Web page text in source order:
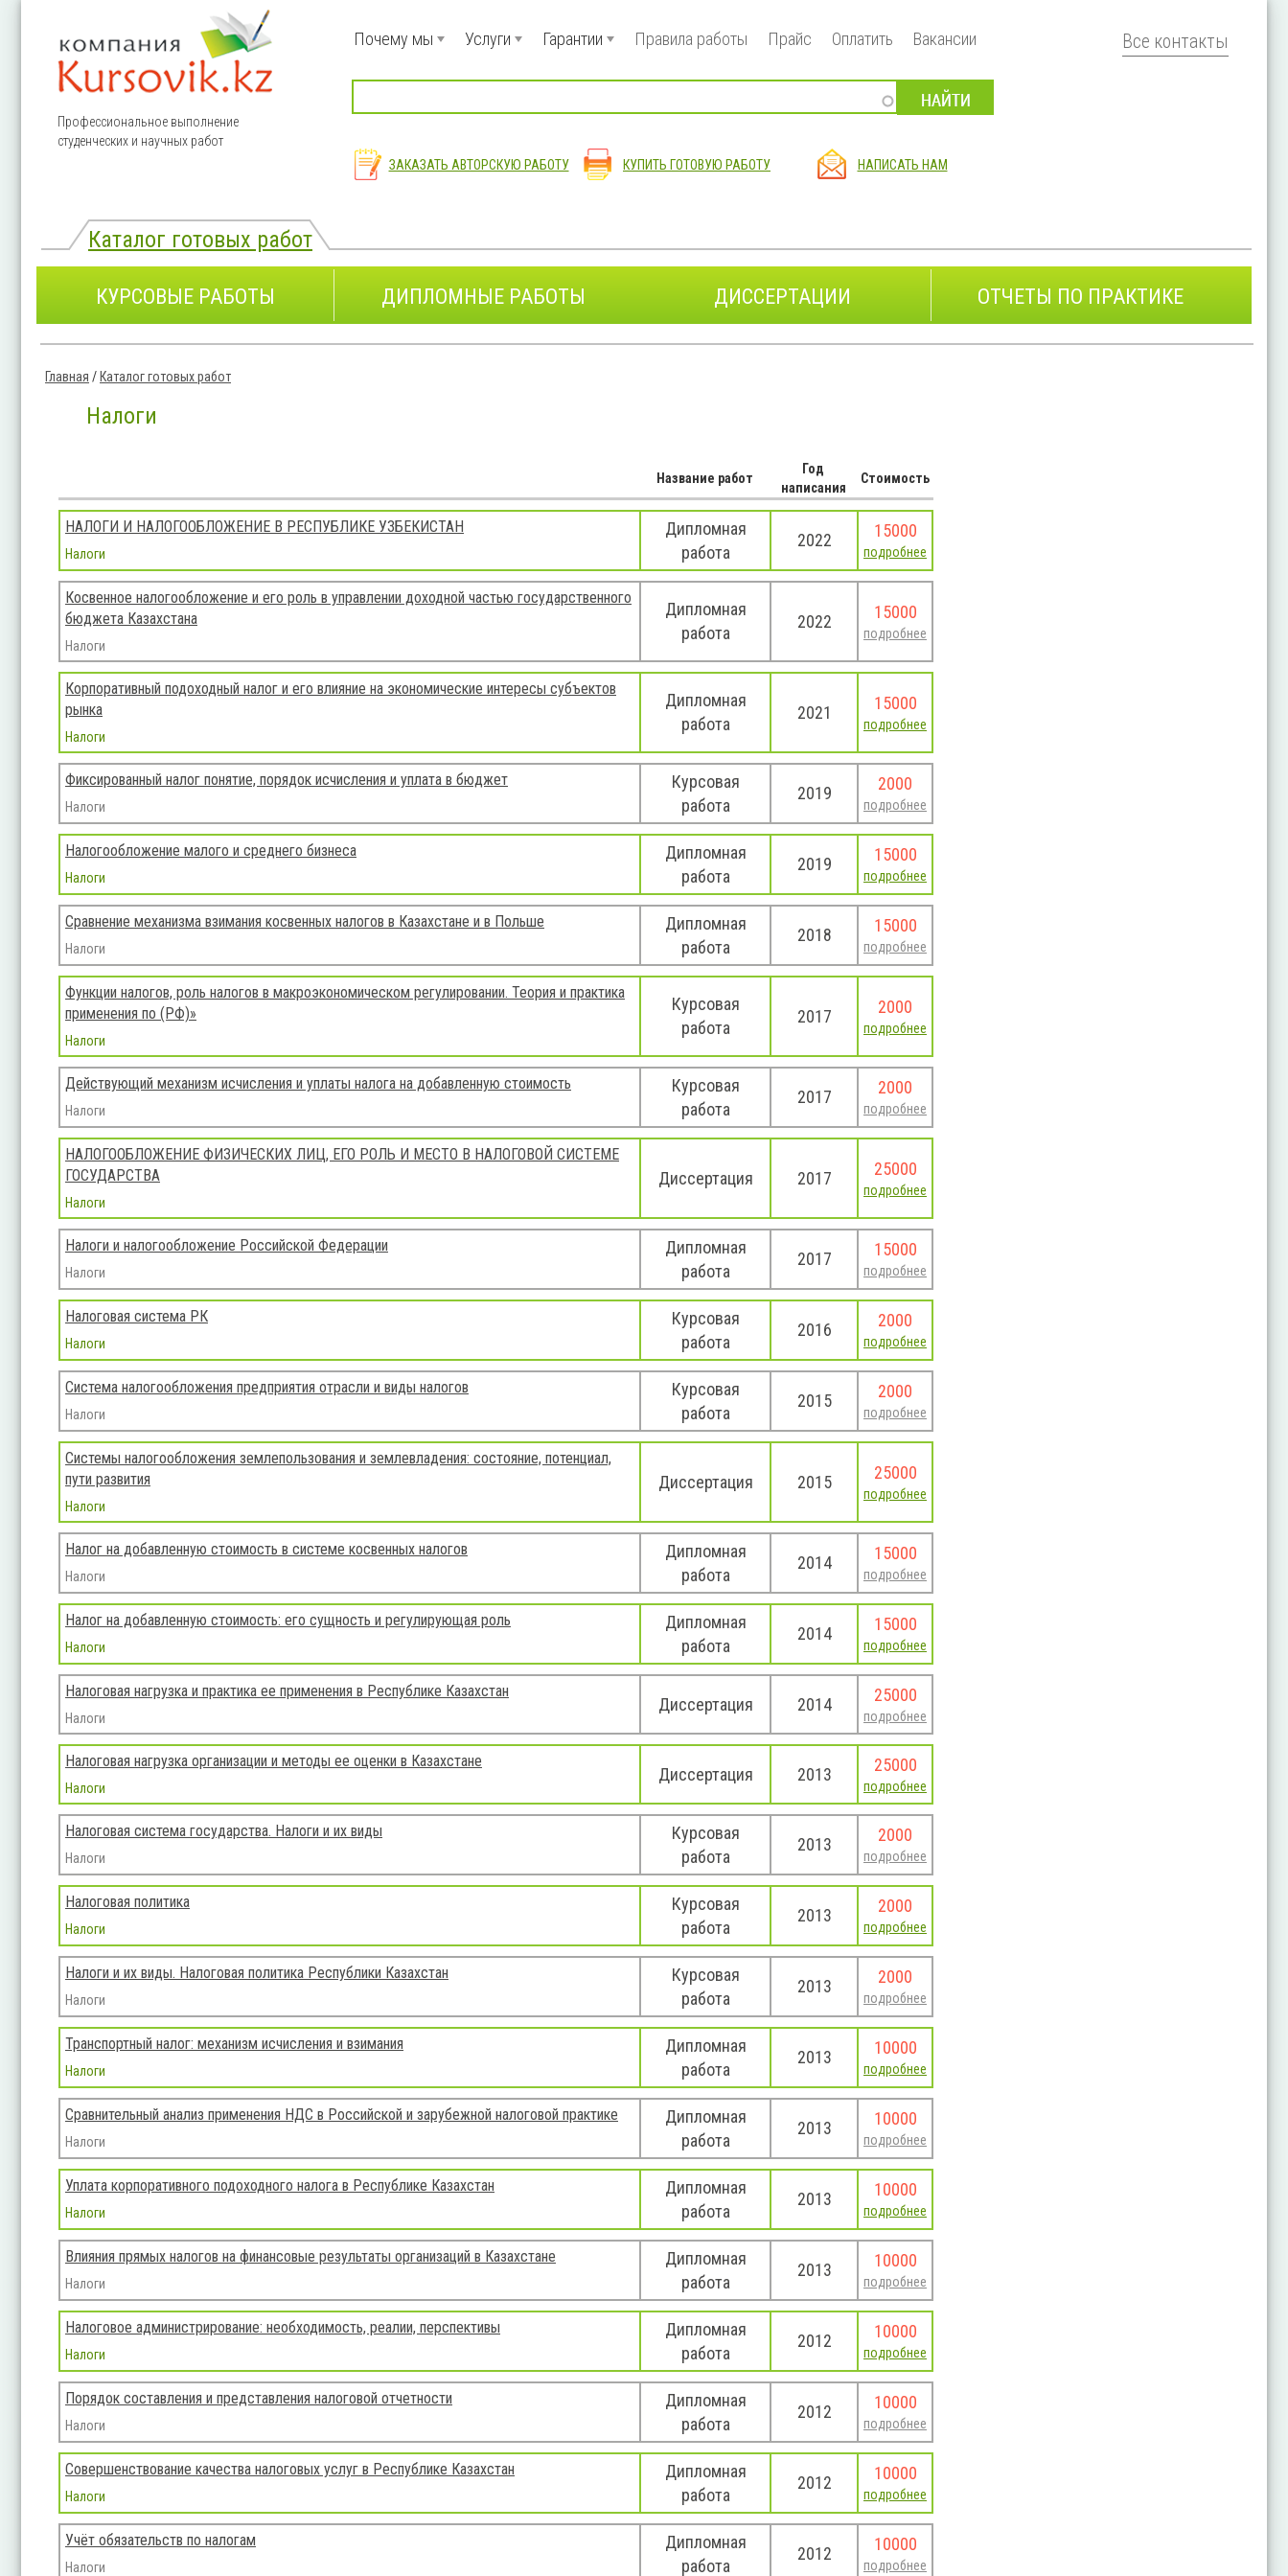
Профессиональное выполнение
студенческих и научных работ
Почему мы Услуги Гарантии Правила работы Прайс Оплатить Вакансии
ЗАКАЗАТЬ АВТОРСКУЮ РАБОТУ КУПИТЬ ГОТОВУЮ РАБОТУ НАПИСАТЬ НАМ
Все контакты
Каталог готовых работ
КУРСОВЫЕ РАБОТЫ ДИПЛОМНЫЕ РАБОТЫ ДИССЕРТАЦИИ ОТЧЕТЫ ПО ПРАКТИКЕ
Главная / Каталог готовых работ
Налоги
Название работ
Год
написания
Стоимость
НАЛОГИ И НАЛОГООБЛОЖЕНИЕ В РЕСПУБЛИКЕ УЗБЕКИСТАН
Налоги
Дипломная
работа
2022 15000
подробнее
Косвенное налогообложение и его роль в управлении доходной частью государственного
бюджета Казахстана
Налоги
Дипломная
работа
2022 15000
подробнее
Корпоративный подоходный налог и его влияние на экономические интересы субъектов
рынка
Налоги
Дипломная
работа
2021 15000
подробнее
Фиксированный налог понятие, порядок исчисления и уплата в бюджет
Налоги
Курсовая
работа
2019 2000
подробнее
Налогообложение малого и среднего бизнеса
Налоги
Дипломная
работа
2019 15000
подробнее
Сравнение механизма взимания косвенных налогов в Казахстане и в Польше
Налоги
Дипломная
работа
2018 15000
подробнее
Функции налогов, роль налогов в макроэкономическом регулировании. Теория и практика
применения по (РФ)»
Налоги
Курсовая
работа
2017 2000
подробнее
Действующий механизм исчисления и уплаты налога на добавленную стоимость
Налоги
Курсовая
работа
2017 2000
подробнее
НАЛОГООБЛОЖЕНИЕ ФИЗИЧЕСКИХ ЛИЦ, ЕГО РОЛЬ И МЕСТО В НАЛОГОВОЙ СИСТЕМЕ
ГОСУДАРСТВА
Налоги
Диссертация 2017 25000
подробнее
Налоги и налогообложение Российской Федерации
Налоги
Дипломная
работа
2017 15000
подробнее
Налоговая система РК
Налоги
Курсовая
работа
2016 2000
подробнее
Система налогообложения предприятия отрасли и виды налогов
Налоги
Курсовая
работа
2015 2000
подробнее
Системы налогообложения землепользования и землевладения: состояние, потенциал,
пути развития
Налоги
Диссертация 2015 25000
подробнее
Налог на добавленную стоимость в системе косвенных налогов
Налоги
Дипломная
работа
2014 15000
подробнее
Налог на добавленную стоимость: его сущность и регулирующая роль
Налоги
Дипломная
работа
2014 15000
подробнее
Налоговая нагрузка и практика ее применения в Республике Казахстан
Налоги
Диссертация 2014 25000
подробнее
Налоговая нагрузка организации и методы ее оценки в Казахстане
Налоги
Диссертация 2013 25000
подробнее
Налоговая система государства. Налоги и их виды
Налоги
Курсовая
работа
2013 2000
подробнее
Налоговая политика
Налоги
Курсовая
работа
2013 2000
подробнее
Налоги и их виды. Налоговая политика Республики Казахстан
Налоги
Курсовая
работа
2013 2000
подробнее
Транспортный налог: механизм исчисления и взимания
Налоги
Дипломная
работа
2013 10000
подробнее
Сравнительный анализ применения НДС в Российской и зарубежной налоговой практике
Налоги
Дипломная
работа
2013 10000
подробнее
Уплата корпоративного подоходного налога в Республике Казахстан
Налоги
Дипломная
работа
2013 10000
подробнее
Влияния прямых налогов на финансовые результаты организаций в Казахстане
Налоги
Дипломная
работа
2013 10000
подробнее
Налоговое администрирование: необходимость, реалии, перспективы
Налоги
Дипломная
работа
2012 10000
подробнее
Порядок составления и представления налоговой отчетности
Налоги
Дипломная
работа
2012 10000
подробнее
Совершенствование качества налоговых услуг в Республике Казахстан
Налоги
Дипломная
работа
2012 10000
подробнее
Учёт обязательств по налогам
Налоги
Дипломная
работа
2012 10000
подробнее